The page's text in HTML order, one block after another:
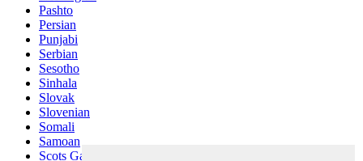
Pashto
Persian
Punjabi
Serbian
Sesotho
Sinhala
Slovak
Slovenian
Somali
Samoan
Scots Gaelic